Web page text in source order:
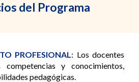
del Programa
PROFESIONAL: Los docentes
competencias y conocimientos,
pedagógicas.